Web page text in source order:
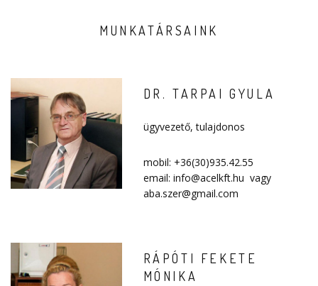
MUNKATÁRSAINK
DR. TARPAI GYULA
ügyvezető, tulajdonos
mobil: +36(30)935.42.55
email: info@acelkft.hu vagy
aba.szer@gmail.com
RÁPÓTI FEKETE
MÓNIKA